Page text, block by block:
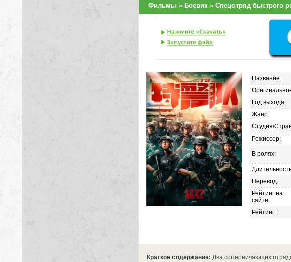
Фильмы » Боевик » Спецотряд быстрого
Название:
Год выхода:
Жанр:
Студия/
Режиссер:
В ролях:
Перевод:
Рейтинг на
сайте:
Рейтинг:
Краткое содержание: Два соперничающих